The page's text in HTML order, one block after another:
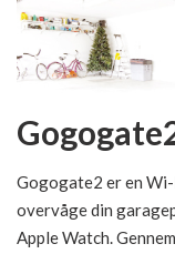
Gogogate2 er en
overvåge din
Apple Watch.